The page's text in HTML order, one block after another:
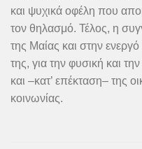
και ψυχικά οφέλη που
τον θηλασμό. Τέλος, η
της Μαίας και στην
της, για την φυσική και
και –κατ’ επέκταση– της
κοινωνίας.